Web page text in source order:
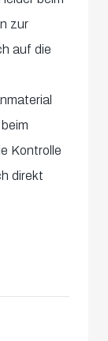
zur
auf die
Kontrolle
direkt